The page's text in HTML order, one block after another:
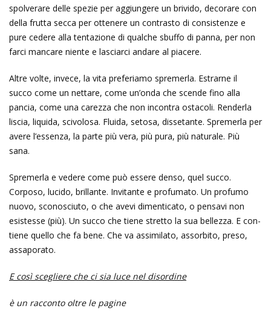
spolverare delle spezie per aggiungere un brivido, decorare con
della frutta secca per ottenere un contrasto di consistenze e
pure cedere alla tentazione di qualche sbuffo di panna, per non
farci mancare niente e lasciarci andare al piacere.
Altre volte, invece, la vita preferiamo spremerla. Estrarne il
succo come un nettare, come un’onda che scende fino alla
pancia, come una carezza che non incontra ostacoli. Renderla
liscia, liquida, scivolosa. Fluida, setosa, dissetante. Spremerla per
avere l’essenza, la parte più vera, più pura, più naturale. Più
sana.
Spremerla e vedere come può essere denso, quel succo.
Corposo, lucido, brillante. Invitante e profumato. Un profumo
nuovo, sconosciuto, o che avevi dimenticato, o pensavi non
esistesse (più). Un succo che tiene stretto la sua bellezza. E con-
tiene quello che fa bene. Che va assimilato, assorbito, preso,
assaporato.
E così scegliere che ci sia luce nel disordine
è un racconto oltre le pagine